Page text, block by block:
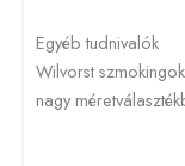
Egyéb tudnivalók
Wilvorst
nagy